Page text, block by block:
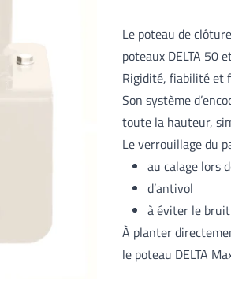
Le poteau de
poteaux DELTA 50
Rigidité, fiabilité et
Son système
toute la hauteur,
Le verrouillage du
au calage lors
d’antivol
à éviter le
À planter
le poteau DELTA